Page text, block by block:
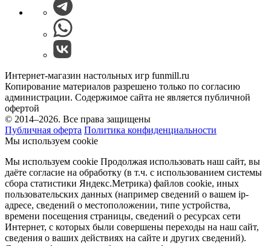
Интернет-магазин настольных игр funmill.ru
Копирование материалов разрешено только по согласию
администрации. Содержимое сайта не является публичной
офертой
© 2014–2026. Все права защищены
Публичная оферта Политика конфиденциальности
Мы используем cookie
Мы используем cookie Продолжая использовать наш cайт, вы
даёте согласие на обработку (в т.ч. с использованием системы
сбора статистики Яндекс.Метрика) файлов cookie, иных
пользовательских данных (например сведений о вашем ip-
адресе, сведений о местоположении, типе устройства,
времени посещения страницы, сведений о ресурсах сети
Интернет, с которых были совершены переходы на наш сайт,
сведения о ваших действиях на сайте и других сведений).